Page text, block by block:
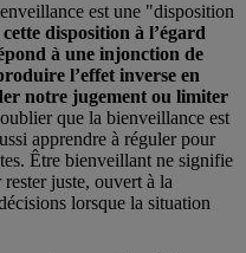
est une "disposition
cette disposition à l’égard
à une injonction de
l’effet inverse en
notre jugement ou limiter
que la bienveillance est
apprendre à réguler pour
Être bienveillant ne signifie
juste, ouvert à la
lorsque la situation